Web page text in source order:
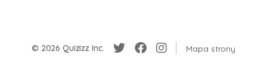
© 2026 Quizizz Inc. Mapa strony